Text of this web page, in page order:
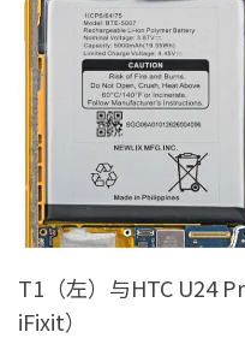
T1（左）与HTC U24
iFixit）